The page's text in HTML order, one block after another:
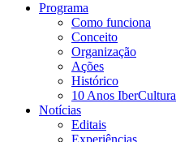
Programa
Como funciona
Conceito
Organização
Ações
Histórico
10 Anos IberCultura
Notícias
Editais
Experiências